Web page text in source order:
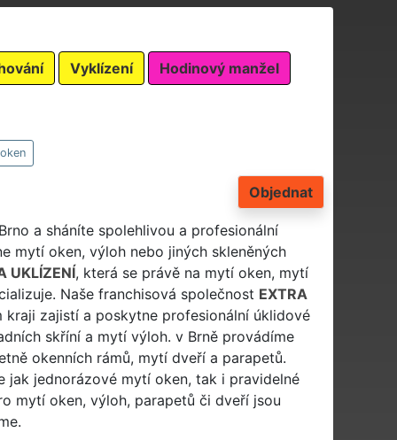
Vyklízení Hodinový manžel
Objednat
a sháníte spolehlivou a profesionální
mytí oken, výloh nebo jiných skleněných
UKLÍZENÍ, která se právě na mytí oken, mytí
Naše franchisová společnost EXTRA
zajistí a poskytne profesionální úklidové
skříní a mytí výloh. v Brně provádíme
okenních rámů, mytí dveří a parapetů.
jak jednorázové mytí oken, tak i pravidelné
mytí oken, výloh, parapetů či dveří jsou